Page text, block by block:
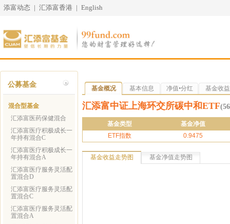
添富动态 | 汇添富香港 | English
公募基金
混合型基金
汇添富医药保健混合
汇添富医疗积极成长一
年持有混合C
汇添富医疗积极成长一
年持有混合A
汇添富医疗服务灵活配
置混合D
汇添富医疗服务灵活配
置混合C
汇添富医疗服务灵活配
置混合A
基金概况 基本信息 净值•分红 基金收益
汇添富中证上海环交所碳中和ETF
基金类型
基金净值
ETF指数
0.9475
基金收益走势图 基金净值走势图